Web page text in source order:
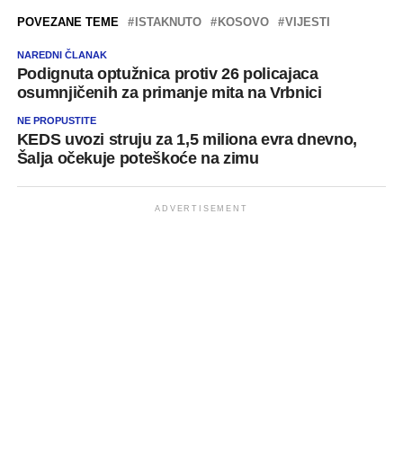
POVEZANE TEME ISTAKNUTO KOSOVO VIJESTI
NAREDNI ČLANAK
Podignuta optužnica protiv 26 policajaca
osumnjičenih za primanje mita na Vrbnici
NE PROPUSTITE
KEDS uvozi struju za 1,5 miliona evra dnevno,
Šalja očekuje poteškoće na zimu
ADVERTISEMENT